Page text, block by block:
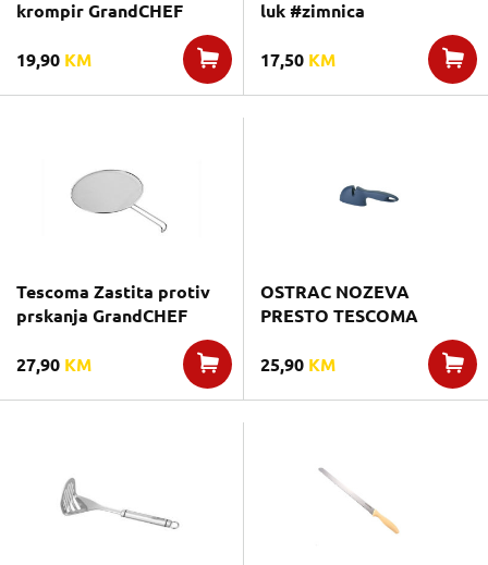
krompir GrandCHEF
19,90 KM
luk #zimnica
17,50 KM
Tescoma Zastita protiv
prskanja GrandCHEF
27,90 KM
OSTRAC NOZEVA
PRESTO TESCOMA
25,90 KM